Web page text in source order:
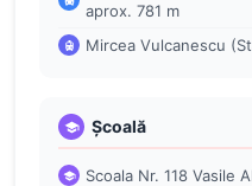
aprox. 781 m
Mircea Vulcanescu
Școală
Scoala Nr. 118 Vasile